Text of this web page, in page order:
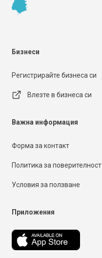
Бизнеси
Регистрирайте бизнеса си
Влезте в бизнеса си
Важна информация
Форма за контакт
Политика за поверителност
Условия за ползване
Приложения